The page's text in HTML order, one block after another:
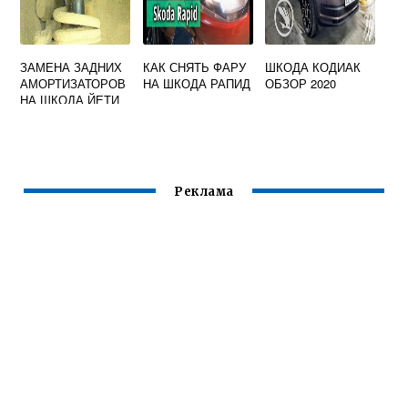
ЗАМЕНА ЗАДНИХ
АМОРТИЗАТОРОВ
НА ШКОДА ЙЕТИ
КАК СНЯТЬ ФАРУ
НА ШКОДА РАПИД
ШКОДА КОДИАК
ОБЗОР 2020
Реклама